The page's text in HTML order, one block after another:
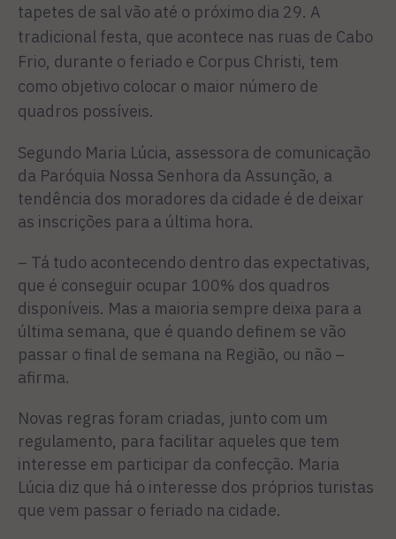
tapetes de sal vão até o próximo dia 29. A
tradicional festa, que acontece nas ruas de Cabo
Frio, durante o feriado e Corpus Christi, tem
como objetivo colocar o maior número de
quadros possíveis.
Segundo Maria Lúcia, assessora de comunicação
da Paróquia Nossa Senhora da Assunção, a
tendência dos moradores da cidade é de deixar
as inscrições para a última hora.
– Tá tudo acontecendo dentro das expectativas,
que é conseguir ocupar 100% dos quadros
disponíveis. Mas a maioria sempre deixa para a
última semana, que é quando definem se vão
passar o final de semana na Região, ou não –
afirma.
Novas regras foram criadas, junto com um
regulamento, para facilitar aqueles que tem
interesse em participar da confecção. Maria
Lúcia diz que há o interesse dos próprios turistas
que vem passar o feriado na cidade.